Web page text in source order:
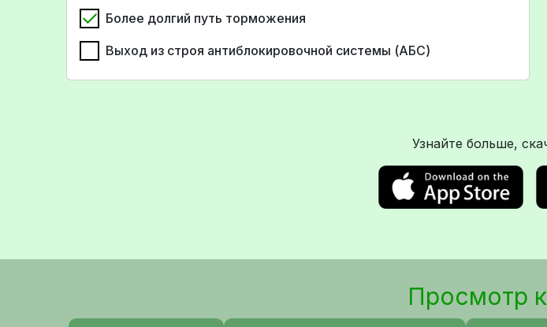
Более долгий путь торможения
Выход из строя антиблокировочной системы (АБС)
Узнайте больше,
Просмотр